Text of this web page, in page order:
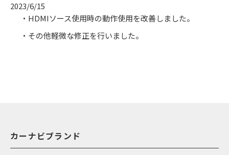
2023/6/15
・HDMIソース使用時の動作使用を改善しました。
・その他軽微な修正を行いました。
カーナビブランド